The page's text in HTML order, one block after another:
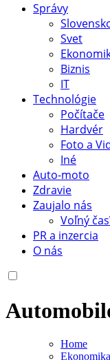
Správy
Svet
Biznis
IT
Technológie
Počítače
Hardvér
Foto a
Iné
Auto-moto
Zdravie
Zaujalo nás
Voľný čas
PR a inzercia
O nás
Home
Ekonomika